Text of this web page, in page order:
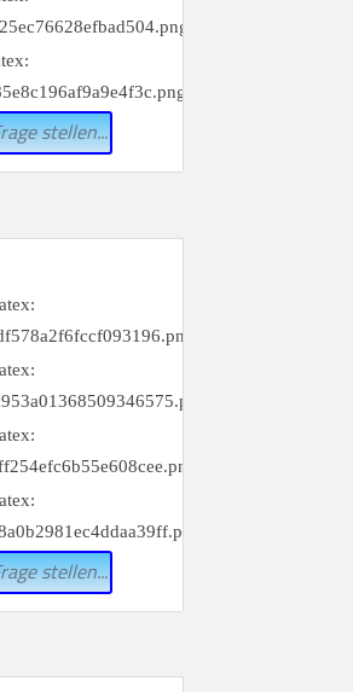
stellen...
stellen...